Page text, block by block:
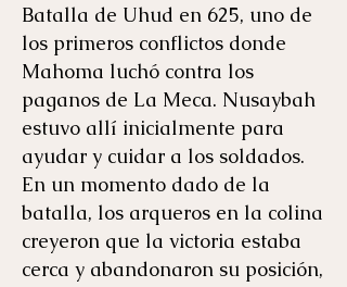
Batalla de Uhud en 625, uno de
los primeros conflictos donde
Mahoma luchó contra los
paganos de La Meca. Nusaybah
estuvo allí inicialmente para
ayudar y cuidar a los soldados.
En un momento dado de la
batalla, los arqueros en la colina
creyeron que la victoria estaba
cerca y abandonaron su posición,